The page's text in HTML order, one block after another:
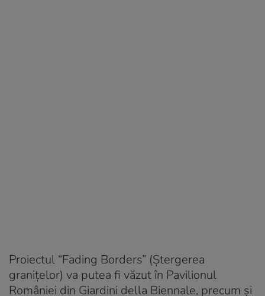
Proiectul “Fading Borders” (Ștergerea
granițelor) va putea fi văzut în Pavilionul
României din Giardini della Biennale, precum și